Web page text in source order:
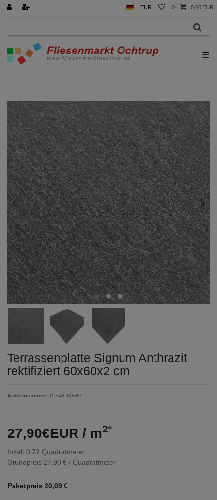
EUR 0 0,00 EUR
☰
Terrassenplatte Signum Anthrazit
rektifiziert 60x60x2 cm
Artikelnummer TP-SA1-60x60
27,90€EUR / m2*
Inhalt 0,72 Quadratmeter
Grundpreis 27,90 € / Quadratmeter
Paketpreis 20,09 €